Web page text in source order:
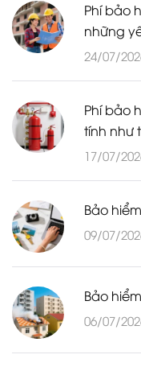
Phí bảo
những
24/07/
Phí bảo
tính như
17/07/
Bảo
09/07/
Bảo
06/07/